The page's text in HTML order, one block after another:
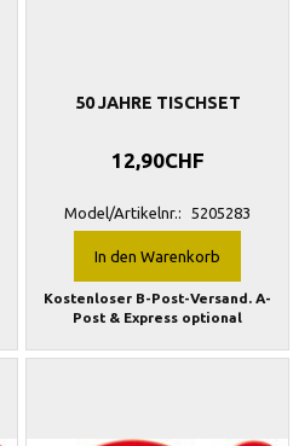
50 JAHRE TISCHSET
12,90CHF
Model/Artikelnr.: 5205283
In den Warenkorb
Kostenloser B-Post-Versand. A-
Post & Express optional